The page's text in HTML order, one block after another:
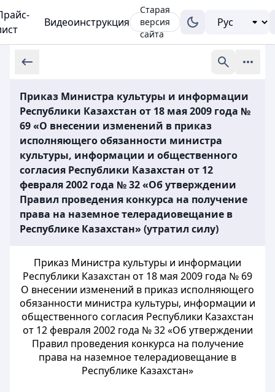
Видеоинструкция
Старая
версия
сайта
Приказ Министра культуры и информации
Республики Казахстан от 18 мая 2009 года №
69 «О внесении изменений в приказ
исполняющего обязанности министра
культуры, информации и общественного
согласия Республики Казахстан от 12
февраля 2002 года № 32 «Об утверждении
Правил проведения конкурса на получение
права на наземное телерадиовещание в
Республике Казахстан» (утратил силу)
Приказ Министра культуры и информации
Республики Казахстан от 18 мая 2009 года № 69
О внесении изменений в приказ исполняющего
обязанности министра культуры, информации и
общественного согласия Республики Казахстан
от 12 февраля 2002 года № 32 «Об утверждении
Правил проведения конкурса на получение
права на наземное телерадиовещание в
Республике Казахстан»